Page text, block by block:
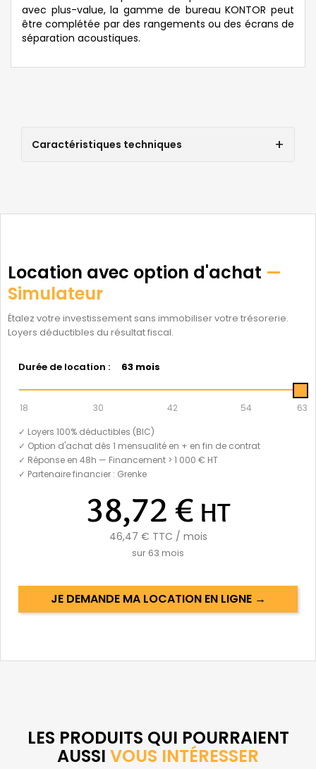
avec plus-value, la gamme de bureau KONTOR peut
être complétée par des rangements ou des écrans de
séparation acoustiques.
Caractéristiques techniques
Location avec option d'achat —
Simulateur
Étalez votre investissement sans immobiliser votre trésorerie.
Loyers déductibles du résultat fiscal.
Durée de location : 63 mois
18 30 42 54
63
✓ Loyers 100% déductibles (BIC)
✓ Option d'achat dès 1 mensualité en + en fin de contrat
✓ Réponse en 48h — Financement > 1 000 € HT
✓ Partenaire financier : Grenke
38,72 € HT
46,47 € TTC / mois
sur 63 mois
JE DEMANDE MA LOCATION EN LIGNE →
LES PRODUITS QUI POURRAIENT
AUSSI VOUS INTÉRESSER